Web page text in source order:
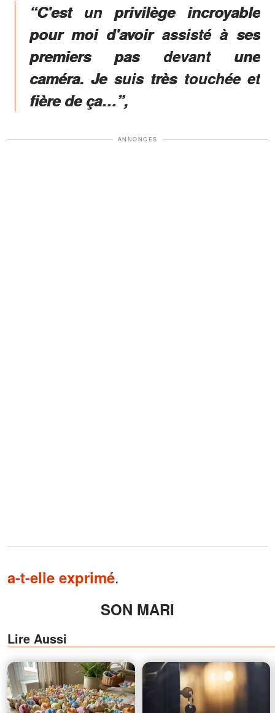
“C'est un privilège incroyable
pour moi d'avoir assisté à ses
premiers pas devant une
caméra. Je suis très touchée et
fière de ça…”,
ANNONCES
a-t-elle exprimé.
SON MARI
Lire Aussi